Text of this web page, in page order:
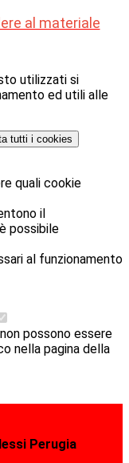
al materiale
utilizzati si
ed utili alle
tutti i cookies
quali cookie
il
possibile
al funzionamento
possono essere
nella pagina della
Perugia